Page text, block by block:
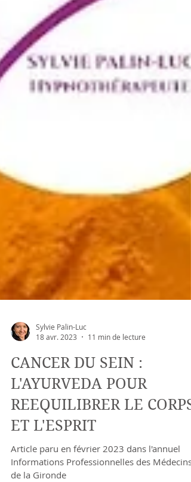
18 avr. 2023
11 min de lecture
CANCER DU SEIN :
L'AYURVEDA POUR
REEQUILIBRER LE CORPS
ET L'ESPRIT
Article paru en février 2023 dans l'annuel